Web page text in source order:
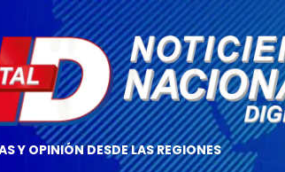
Y OPINIÓN DESDE LAS REGIONES